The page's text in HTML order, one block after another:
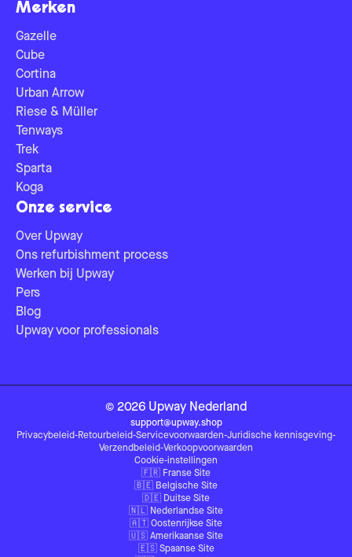
Merken
Gazelle
Cube
Cortina
Urban Arrow
Riese & Müller
Tenways
Trek
Sparta
Koga
Onze service
Over Upway
Ons refurbishment process
Werken bij Upway
Pers
Blog
Upway voor professionals
© 2026 Upway Nederland
support@upway.shop
Privacybeleid-Retourbeleid-Servicevoorwaarden-Juridische kennisgeving-
Verzendbeleid-Verkoopvoorwaarden
Cookie-instellingen
🇫🇷 Franse Site
🇧🇪 Belgische Site
🇩🇪 Duitse Site
🇳🇱 Nederlandse Site
🇦🇹 Oostenrijkse Site
🇺🇸 Amerikaanse Site
🇪🇸 Spaanse Site